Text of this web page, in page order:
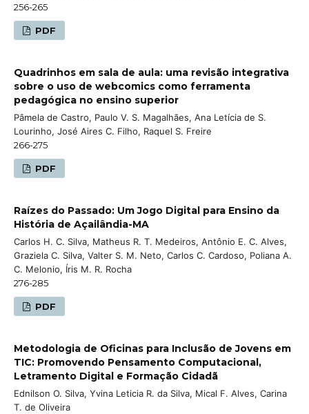
256-265
PDF
Quadrinhos em sala de aula: uma revisão integrativa
sobre o uso de webcomics como ferramenta
pedagógica no ensino superior
Pâmela de Castro, Paulo V. S. Magalhães, Ana Letícia de S.
Lourinho, José Aires C. Filho, Raquel S. Freire
266-275
PDF
Raízes do Passado: Um Jogo Digital para Ensino da
História de Açailândia-MA
Carlos H. C. Silva, Matheus R. T. Medeiros, Antônio E. C. Alves,
Graziela C. Silva, Valter S. M. Neto, Carlos C. Cardoso, Poliana A.
C. Melonio, Íris M. R. Rocha
276-285
PDF
Metodologia de Oficinas para Inclusão de Jovens em
TIC: Promovendo Pensamento Computacional,
Letramento Digital e Formação Cidadã
Ednilson O. Silva, Yvina Leticia R. da Silva, Mical F. Alves, Carina
T. de Oliveira